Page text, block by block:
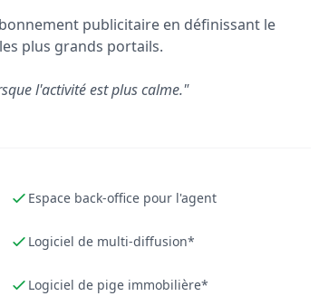
publicitaire en définissant le
plus grands portails.
l'activité est plus calme."
Espace back-office pour l'agent
Logiciel de multi-diffusion*
Logiciel de pige immobilière*